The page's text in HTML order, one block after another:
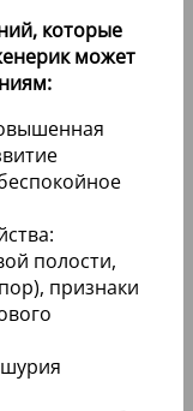
которые
может
полости,
признаки